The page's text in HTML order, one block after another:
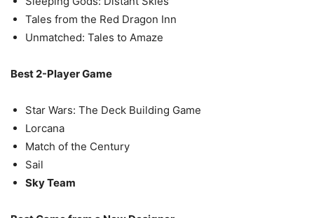
Tales from the Red Dragon Inn
Unmatched: Tales to Amaze
Best 2-Player Game
Star Wars: The Deck Building Game
Lorcana
Match of the Century
Sail
Sky Team